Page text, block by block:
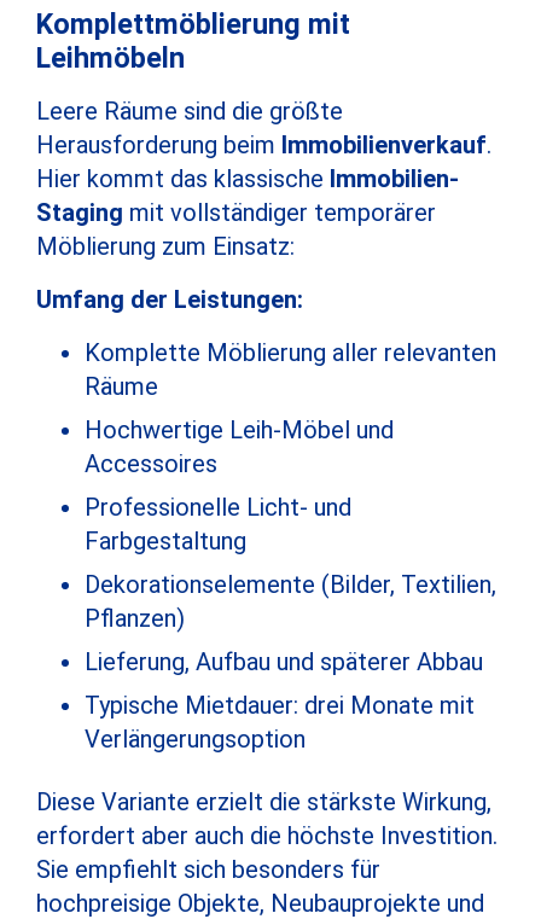
Komplettmöblierung mit
Leihmöbeln
Leere Räume sind die größte
Herausforderung beim Immobilienverkauf.
Hier kommt das klassische Immobilien-
Staging mit vollständiger temporärer
Möblierung zum Einsatz:
Umfang der Leistungen:
Komplette Möblierung aller relevanten
Räume
Hochwertige Leih-Möbel und
Accessoires
Professionelle Licht- und
Farbgestaltung
Dekorationselemente (Bilder, Textilien,
Pflanzen)
Lieferung, Aufbau und späterer Abbau
Typische Mietdauer: drei Monate mit
Verlängerungsoption
Diese Variante erzielt die stärkste Wirkung,
erfordert aber auch die höchste Investition.
Sie empfiehlt sich besonders für
hochpreisige Objekte, Neubauprojekte und